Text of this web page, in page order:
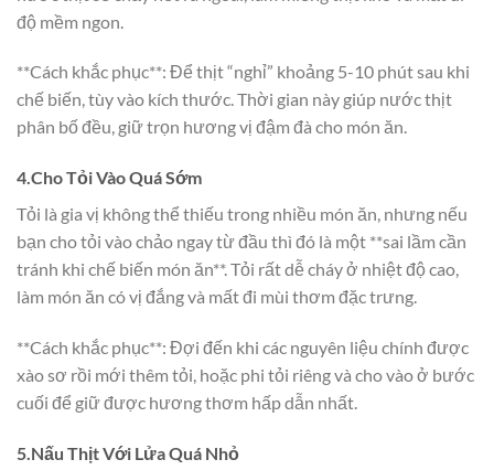
độ mềm ngon.
**Cách khắc phục**: Để thịt “nghỉ” khoảng 5-10 phút sau khi
chế biến, tùy vào kích thước. Thời gian này giúp nước thịt
phân bố đều, giữ trọn hương vị đậm đà cho món ăn.
4.Cho Tỏi Vào Quá Sớm
Tỏi là gia vị không thể thiếu trong nhiều món ăn, nhưng nếu
bạn cho tỏi vào chảo ngay từ đầu thì đó là một **sai lầm cần
tránh khi chế biến món ăn**. Tỏi rất dễ cháy ở nhiệt độ cao,
làm món ăn có vị đắng và mất đi mùi thơm đặc trưng.
**Cách khắc phục**: Đợi đến khi các nguyên liệu chính được
xào sơ rồi mới thêm tỏi, hoặc phi tỏi riêng và cho vào ở bước
cuối để giữ được hương thơm hấp dẫn nhất.
5.Nấu Thịt Với Lửa Quá Nhỏ